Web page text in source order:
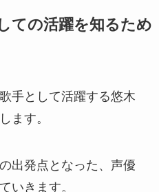
ての活躍を知るため
手として活躍する悠木
ます。
出発点となった、声優
いきます。